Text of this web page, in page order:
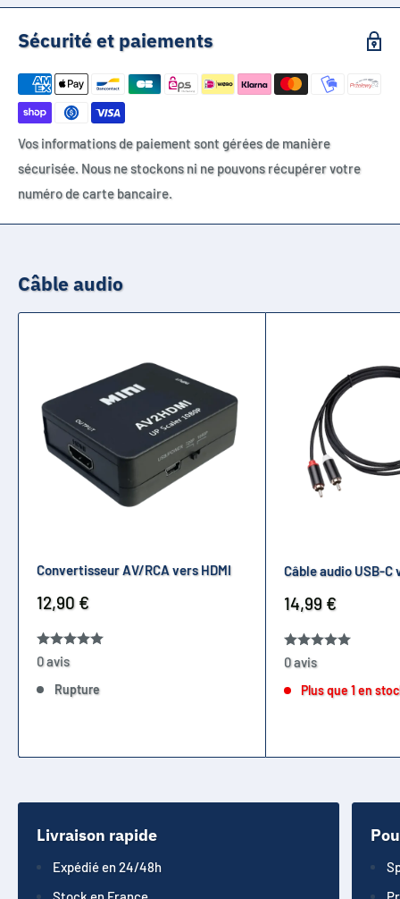
Sécurité et paiements
Vos informations de paiement sont gérées de manière
sécurisée. Nous ne stockons ni ne pouvons récupérer votre
numéro de carte bancaire.
Câble audio
Convertisseur AV/RCA vers HDMI
Prix
réduit
12,90 €
0 avis
Rupture
Câble audio USB-C
Prix
réduit
14,99 €
0 avis
Plus que 1 en
Livraison rapide
Expédié en 24/48h